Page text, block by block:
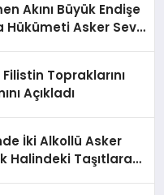
Akını Büyük Endişe
Hükümeti Asker Sevk
Topraklarını
Açıkladı
İki Alkollü Asker
Halindeki Taşıtlara